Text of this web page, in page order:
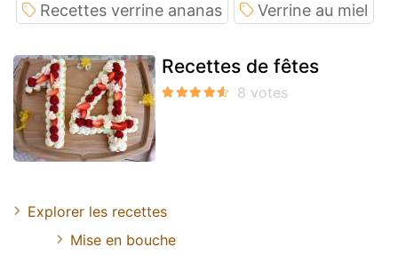
Recettes verrine ananas
Verrine au miel
Recettes de fêtes
Explorer les recettes
Mise en bouche